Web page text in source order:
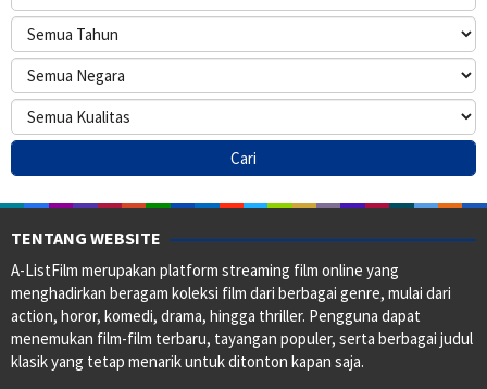
TENTANG WEBSITE
A-ListFilm merupakan platform streaming film online yang
menghadirkan beragam koleksi film dari berbagai genre, mulai dari
action, horor, komedi, drama, hingga thriller. Pengguna dapat
menemukan film-film terbaru, tayangan populer, serta berbagai judul
klasik yang tetap menarik untuk ditonton kapan saja.